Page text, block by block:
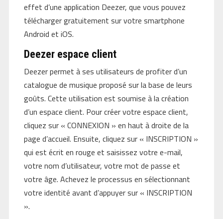
effet d’une application Deezer, que vous pouvez
télécharger gratuitement sur votre smartphone
Android et iOS.
Deezer espace client
Deezer permet à ses utilisateurs de profiter d’un
catalogue de musique proposé sur la base de leurs
goûts. Cette utilisation est soumise à la création
d’un espace client. Pour créer votre espace client,
cliquez sur « CONNEXION » en haut à droite de la
page d’accueil. Ensuite, cliquez sur « INSCRIPTION »
qui est écrit en rouge et saisissez votre e-mail,
votre nom d’utilisateur, votre mot de passe et
votre âge. Achevez le processus en sélectionnant
votre identité avant d’appuyer sur « INSCRIPTION
».